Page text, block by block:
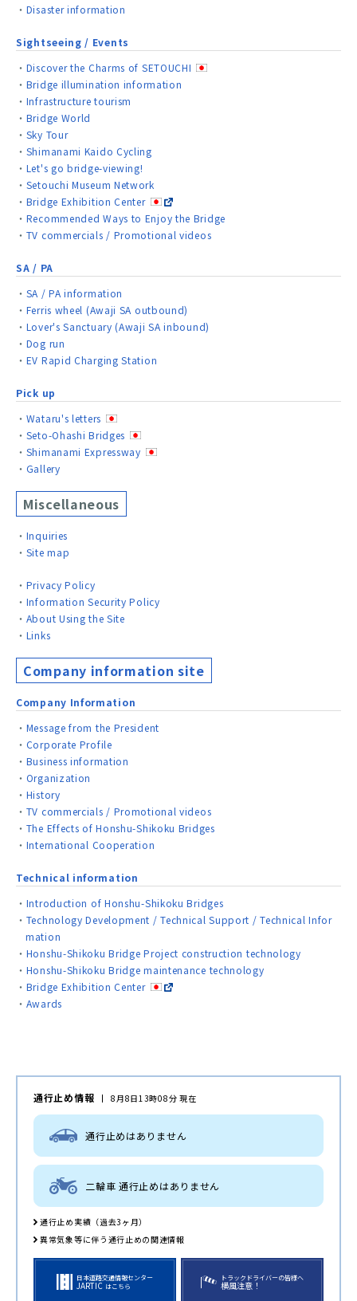
Disaster information
Sightseeing / Events
Discover the Charms of SETOUCHI
Bridge illumination information
Infrastructure tourism
Bridge World
Sky Tour
Shimanami Kaido Cycling
Let's go bridge-viewing!
Setouchi Museum Network
Bridge Exhibition Center
Recommended Ways to Enjoy the Bridge
TV commercials / Promotional videos
SA / PA
SA / PA information
Ferris wheel (Awaji SA outbound)
Lover's Sanctuary (Awaji SA inbound)
Dog run
EV Rapid Charging Station
Pick up
Wataru's letters
Seto-Ohashi Bridges
Shimanami Expressway
Gallery
Miscellaneous
Inquiries
Site map
Privacy Policy
Information Security Policy
About Using the Site
Links
Company information site
Company Information
Message from the President
Corporate Profile
Business information
Organization
History
TV commercials / Promotional videos
The Effects of Honshu-Shikoku Bridges
International Cooperation
Technical information
Introduction of Honshu-Shikoku Bridges
Technology Development / Technical Support / Technical Infor
mation
Honshu-Shikoku Bridge Project construction technology
Honshu-Shikoku Bridge maintenance technology
Bridge Exhibition Center
Awards
通行止め情報 8月8日13時08分 現在
通行止めはありません
二輪車 通行止めはありません
通行止め実績（過去3ヶ月）
異常気象等に伴う通行止めの関連情報
日本道路交通情報センター
JARTIC はこちら
トラックドライバーの皆様へ
横風注意！